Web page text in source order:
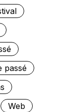
passé
Web